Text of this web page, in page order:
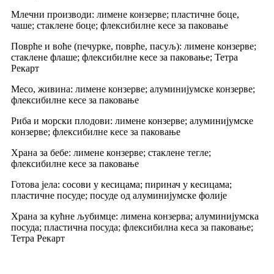
Млечни производи: лимене конзерве; пластичне боце,
чаше; стаклене боце; флексибилне кесе за паковање
Поврће и воће (печурке, поврће, пасуљ): лимене конзерве;
стаклене флаше; флексибилне кесе за паковање; Тетра
Рекарт
Месо, живина: лимене конзерве; алуминијумске конзерве;
флексибилне кесе за паковање
Риба и морски плодови: лимене конзерве; алуминијумске
конзерве; флексибилне кесе за паковање
Храна за бебе: лимене конзерве; стаклене тегле;
флексибилне кесе за паковање
Готова јела: сосови у кесицама; пиринач у кесицама;
пластичне посуде; посуде од алуминијумске фолије
Храна за кућне љубимце: лимена конзерва; алуминијумска
посуда; пластична посуда; флексибилна кеса за паковање;
Тетра Рекарт